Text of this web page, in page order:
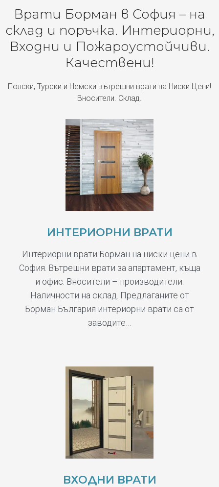
Врати Борман в София – на
склад и поръчка. Интериорни,
Входни и Пожароустойчиви.
Качествени!
Полски, Турски и Немски вътрешни врати на Ниски Цени!
Вносители. Склад.
ИНТЕРИОРНИ ВРАТИ
Интериорни врати Борман на ниски цени в
София. Вътрешни врати за апартамент, къща
и офис. Вносители – производители.
Наличности на склад. Предлаганите от
Борман България интериорни врати са от
заводите…
ВХОДНИ ВРАТИ